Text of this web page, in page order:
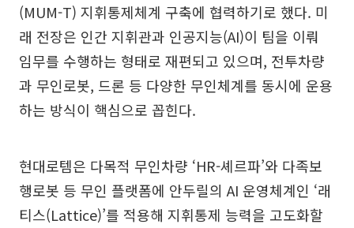
(MUM-T) 지휘통제체계 구축에 협력하기로 했다. 미
래 전장은 인간 지휘관과 인공지능(AI)이 팀을 이뤄
임무를 수행하는 형태로 재편되고 있으며, 전투차량
과 무인로봇, 드론 등 다양한 무인체계를 동시에 운용
하는 방식이 핵심으로 꼽힌다.
현대로템은 다목적 무인차량 ‘HR-셰르파’와 다족보
행로봇 등 무인 플랫폼에 안두릴의 AI 운영체계인 ‘래
티스(Lattice)’를 적용해 지휘통제 능력을 고도화할